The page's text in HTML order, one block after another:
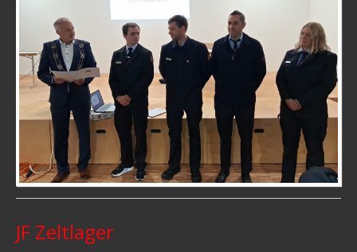
JF Zeltlager